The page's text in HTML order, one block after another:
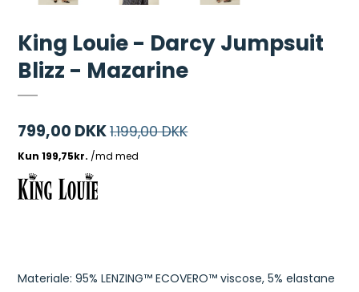
King Louie - Darcy Jumpsuit
Blizz - Mazarine
799,00 DKK1.199,00 DKK
Materiale: 95% LENZING™ ECOVERO™ viscose, 5% elastane